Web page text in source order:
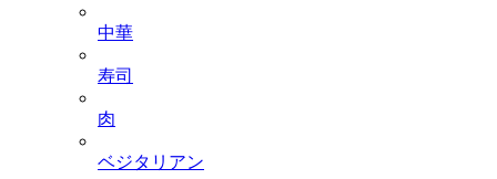
中華
寿司
肉
ベジタリアン